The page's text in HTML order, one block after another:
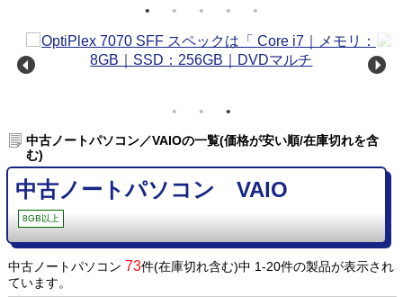
中古ノートパソコン／VAIOの一覧(価格が安い順/在庫切れを含
む)
中古ノートパソコン VAIO
8GB以上
中古ノートパソコン 73件(在庫切れ含む)中 1-20件の製品が表示され
ています。